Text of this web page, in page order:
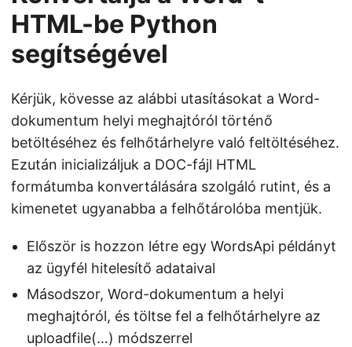
HTML-be Python
segítségével
Kérjük, kövesse az alábbi utasításokat a Word-
dokumentum helyi meghajtóról történő
betöltéséhez és felhőtárhelyre való feltöltéséhez.
Ezután inicializáljuk a DOC-fájl HTML
formátumba konvertálására szolgáló rutint, és a
kimenetet ugyanabba a felhőtárolóba mentjük.
Először is hozzon létre egy WordsApi példányt
az ügyfél hitelesítő adataival
Másodszor, Word-dokumentum a helyi
meghajtóról, és töltse fel a felhőtárhelyre az
uploadfile(…) módszerrel